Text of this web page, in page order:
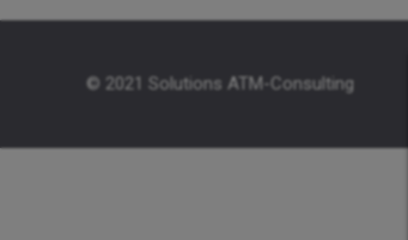
© 2021 Solutions ATM-Consulting